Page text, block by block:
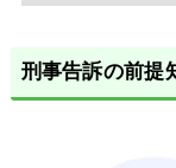
刑事告訴の前提